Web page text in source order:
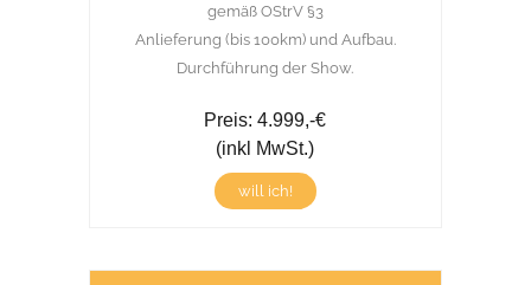
gemäß OStrV §3
Anlieferung (bis 100km) und Aufbau.
Durchführung der Show.
Preis: 4.999,-€
(inkl MwSt.)
will ich!